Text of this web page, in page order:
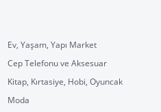
Ev, Yaşam, Yapı Market
Cep Telefonu ve Aksesuar
Kitap, Kırtasiye, Hobi, Oyuncak
Moda